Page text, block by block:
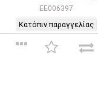
EE006397
Κατόπιν παραγγελίας